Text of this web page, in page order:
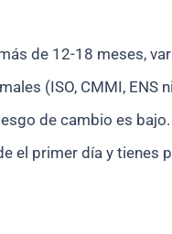
de 12-18 meses,
(ISO, CMMI, ENS
de cambio es bajo.
el primer día y tienes